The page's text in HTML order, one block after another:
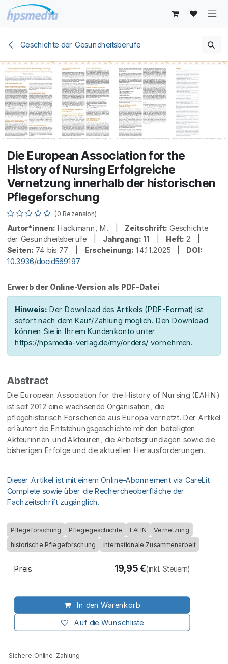
Zum Inhalt springen
Geschichte der Gesundheitsberufe
Die European Association for the
History of Nursing Erfolgreiche
Vernetzung innerhalb der historischen
Pflegeforschung
(0 Rezension)
Autor*innen: Hackmann, M. | Zeitschrift: Geschichte
der Gesundheitsberufe | Jahrgang: 11 | Heft: 2 |
Seiten: 74 bis 77 | Erscheinung: 14.11.2025 | DOI:
10.3936/docid569197
Erwerb der Online-Version als PDF-Datei
Hinweis: Der Download des Artikels (PDF-Format) ist
sofort nach dem Kauf/Zahlung möglich. Den Download
können Sie in Ihrem Kundenkonto unter
https://hpsmedia-verlag.de/my/orders/ vornehmen.
Abstract
Die European Association for the History of Nursing (EAHN)
ist seit 2012 eine wachsende Organisation, die
pflegehistorisch Forschende aus Europa vernetzt. Der Artikel
erläutert die Entstehungsgeschichte mit den beteiligten
Akteurinnen und Akteuren, die Arbeitsgrundlagen sowie die
bisherigen Erfolge und die aktuellen Herausforderungen.
Dieser Artikel ist mit einem Online-Abonnement via CareLit
Complete sowie über die Rechercheoberfläche der
Fachzeitschrift zugänglich.
Pflegeforschung Pflegegeschichte EAHN Vernetzung
historische Pflegeforschung internationale Zusammenarbeit
In den Warenkorb
Auf die Wunschliste
Preis 19,95€(inkl. Steuern)
Sichere Online-Zahlung